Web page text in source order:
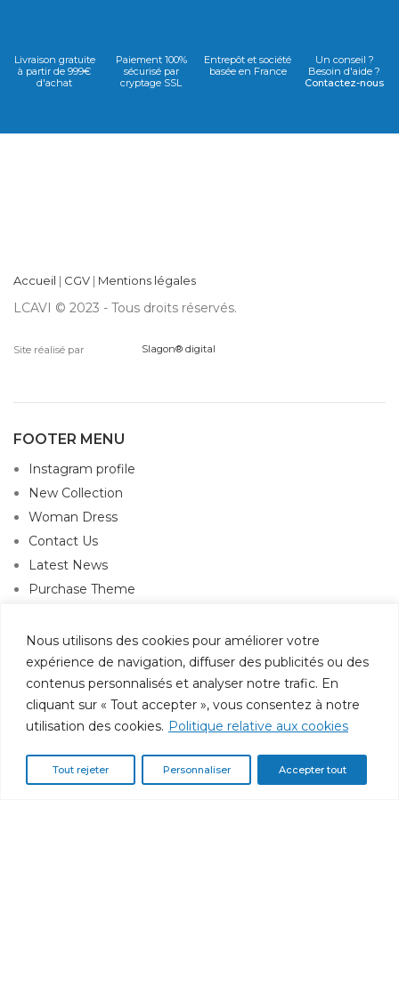
Nous utilisons des cookies pour améliorer votre
expérience de navigation, diffuser des publicités ou des
contenus personnalisés et analyser notre trafic. En
cliquant sur « Tout accepter », vous consentez à notre
utilisation des cookies. Politique relative aux cookies
Personnaliser
Tout rejeter Accepter tout
Livraison gratuite
à partir de 999€
d'achat
Paiement 100%
sécurisé par
cryptage SSL
Entrepôt et société
basée en France
Un conseil ?
Besoin d'aide ?
Contactez-nous
Accueil | CGV | Mentions légales
LCAVI © 2023 - Tous droits réservés.
Site réalisé par Slagon® digital
FOOTER MENU
Instagram profile
New Collection
Woman Dress
Contact Us
Latest News
Purchase Theme
Service client
Suivi de commande
Politique de confidentialité